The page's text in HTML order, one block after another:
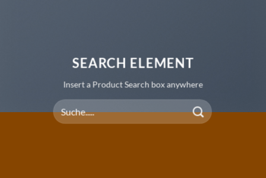
SEARCH ELEMENT
Insert a Product Search box anywhere
Suche
nach: